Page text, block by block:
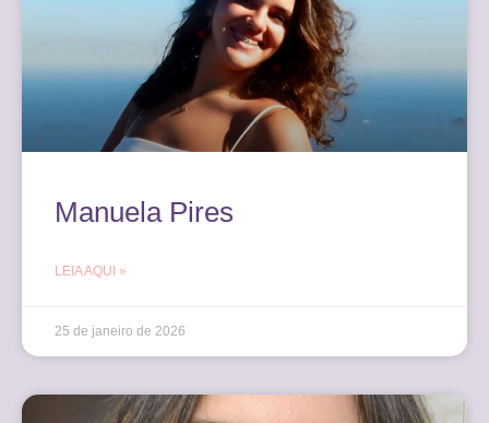
Manuela Pires
LEIA AQUI »
25 de janeiro de 2026